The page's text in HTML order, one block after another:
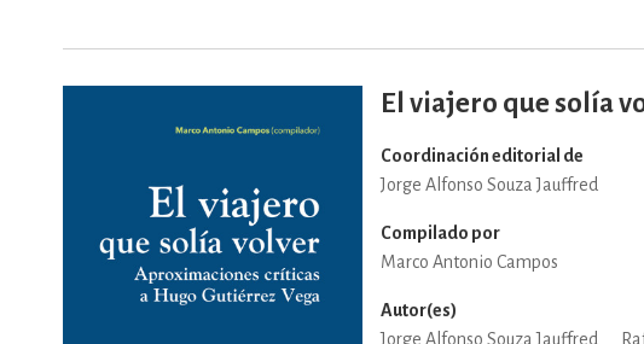
ECONOMÍA,
ESTILOS DE VIDA,
FILOSOFÍA Y
El viajero que solía
Coordinación editorial de
Jorge Alfonso Souza Jauffred
Compilado por
Marco Antonio Campos
Autor(es)
Jorge Alfonso Souza Jauffred